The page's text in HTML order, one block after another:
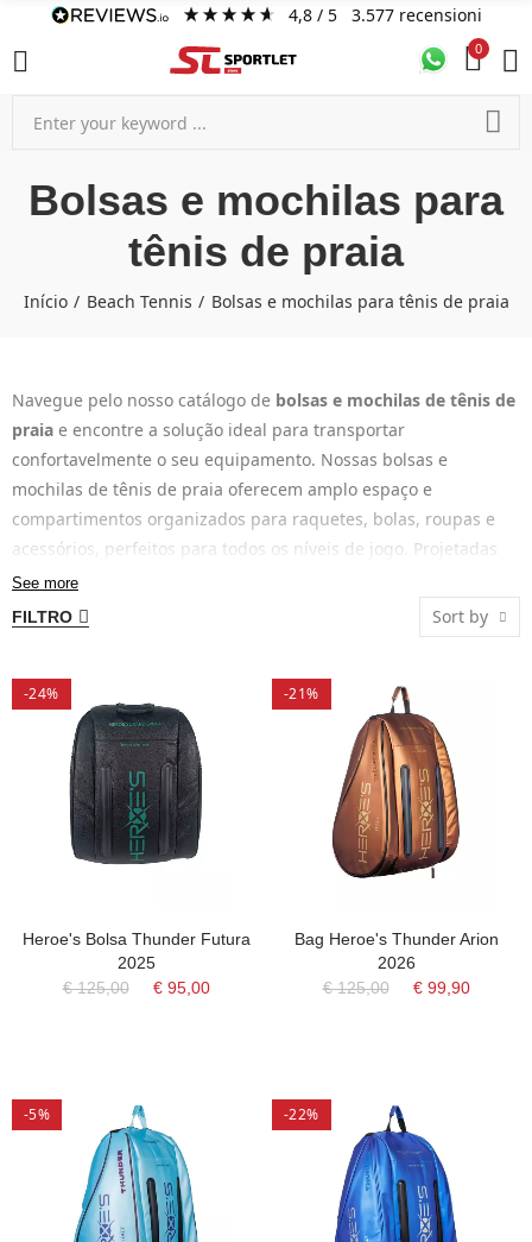
4,8/ 5 3.577 recensioni
0
Bolsas e mochilas para
tênis de praia
Início Beach Tennis Bolsas e mochilas para tênis de praia
Navegue pelo nosso catálogo de bolsas e mochilas de tênis de
praia e encontre a solução ideal para transportar
confortavelmente o seu equipamento. Nossas bolsas e
mochilas de tênis de praia oferecem amplo espaço e
compartimentos organizados para raquetes, bolas, roupas e
acessórios, perfeitos para todos os níveis de jogo. Projetadas
com materiais resistentes e alças acolchoadas, garantem
conforto e praticidade. Descubra a nossa seleção para treinos e
See more
FILTRO Sort by
-24%
Heroe's Bolsa Thunder Futura
2025
€ 125,00
€ 95,00
-21%
Bag Heroe's Thunder Arion
2026
€ 125,00
€ 99,90
-5% -22%